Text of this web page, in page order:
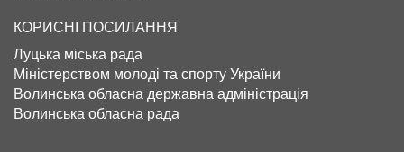
КОРИСНІ ПОСИЛАННЯ
Луцька міська рада
Міністерством молоді та спорту України
Волинська обласна державна адміністрація
Волинська обласна рада